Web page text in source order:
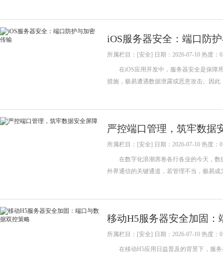
iOS服务器安全：端口防
所属栏目：[安全] 日期：2026-07-10 热度：0
在iOS应用开发中，服务器安全是保障用
措施，极易遭遇数据泄露或恶意攻击。因
严控端口管理，筑牢数据
所属栏目：[安全] 日期：2026-07-10 热度：0
在数字化浪潮席卷各行各业的今天，数
外界通信的关键通道，若管理不当，极易
移动H5服务器安全加固：
所属栏目：[安全] 日期：2026-07-10 热度：0
在移动H5应用日益普及的背景下，服务